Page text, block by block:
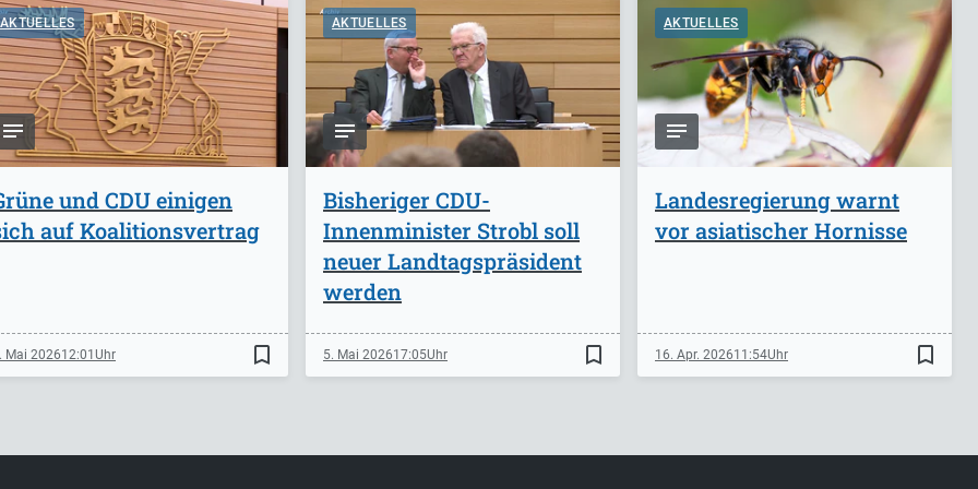
AKTUELLES
und CDU einigen
auf Koalitionsvertrag
Mai 202612:01 bookmark_border
AKTUELLES
Bisheriger CDU-
Innenminister Strobl soll
neuer Landtagspräsident
werden
5. Mai 202617:05 bookmark_border
AKTUELLES
Landesregierung warnt
vor asiatischer Hornisse
16. Apr. 202611:54 bookmark_border